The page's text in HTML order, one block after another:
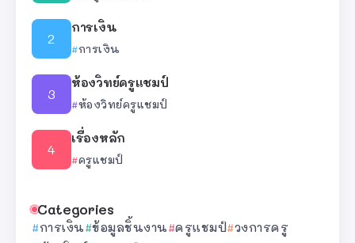
การเงิน
การเงิน
ห้องวิทย์ครูแชมป์
ห้องวิทย์ครูแชมป์
เรื่องหลัก
ครูแชมป์
Categories
การเงิน ข้อมูลชิ้นงาน ครูแชมป์ วงการครู